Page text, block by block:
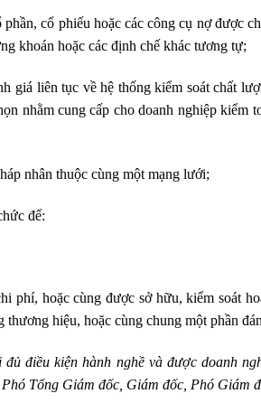
cổ phiếu hoặc các công cụ nợ được
khoán hoặc các định chế khác tương tự;
liên tục về hệ thống kiểm soát chất
nhằm cung cấp cho doanh nghiệp kiểm
nhân thuộc cùng một mạng lưới;
để:
hoặc cùng được sở hữu, kiểm soát
hiệu, hoặc cùng chung một phần
đủ điều kiện hành nghề và được doanh
Tổng Giám đốc, Giám đốc, Phó Giám